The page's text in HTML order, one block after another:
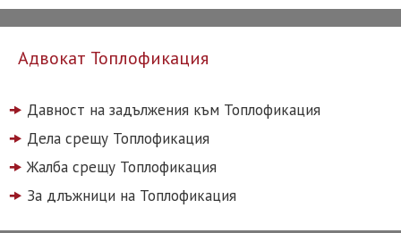
Адвокат Топлофикация
Давност на задължения към Топлофикация
Дела срещу Топлофикация
Жалба срещу Топлофикация
За длъжници на Топлофикация